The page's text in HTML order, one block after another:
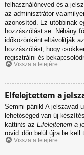
felhasználóneved és a
az adminisztrátor
azonosítód. Ez utóbbinak
hozzászólást se. Néhány
időközönként eltávolítják
hozzászólást, hogy
regisztrálni és
Vissza a tetejére
Elfelejtettem a
Semmi pánik! A jelszavad
lehetőséged van új
kattints az Elfelejtettem a
rövid időn belül újra be kell
Vissza a tetejére